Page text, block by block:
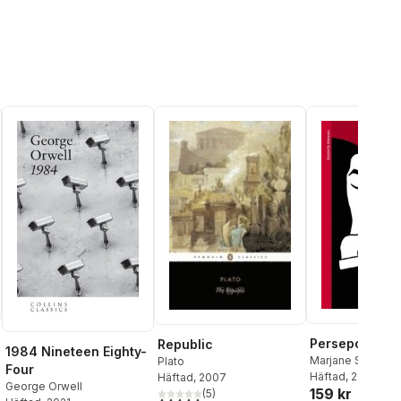
1984 Nineteen Eighty-
Four
George Orwell
Republic
Plato
Häftad, 2007
(5)
Persepolis I &
Marjane Satrapi
Häftad, 2024
159 kr